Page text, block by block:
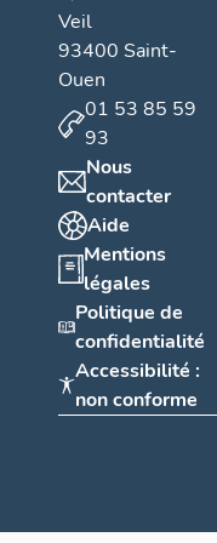
Veil
93400 Saint-
Ouen
01 53 85 59
93
Nous
contacter
Aide
Mentions
légales
Politique de
confidentialité
Accessibilité :
non conforme